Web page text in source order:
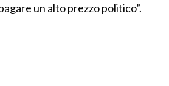
un alto prezzo politico”.